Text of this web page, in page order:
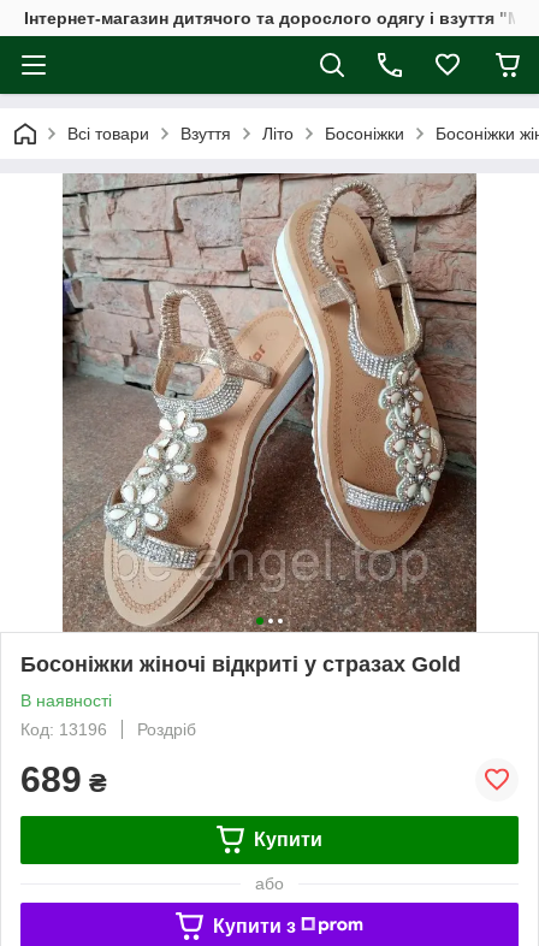
Інтернет-магазин дитячого та дорослого одягу і взуття
Всі товари Взуття Літо Босоніжки Босоніжки
Босоніжки жіночі відкриті у стразах Gold
В наявності
Код: 13196
Роздріб
689 ₴
Купити
або
Купити з